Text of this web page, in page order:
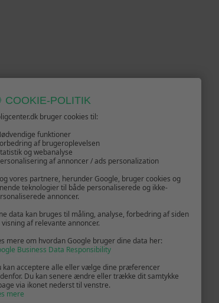
COOKIE-POLITIK
bruger cookies til:
funktioner
af brugeroplevelsen
og webanalyse
af annoncer / ads personalization
vores partnere, herunder Google, bruger cookies og
teknologier til både personaliserede og ikke-
annoncer.
data kan bruges til måling, analyse, forbedring af siden
visning af relevante annoncer.
mere om hvordan Google bruger dine data her:
Business Data Responsibility
kan acceptere alle eller vælge dine præferencer
Du kan senere ændre eller trække dit samtykke
via ikonet nederst til venstre.
mere